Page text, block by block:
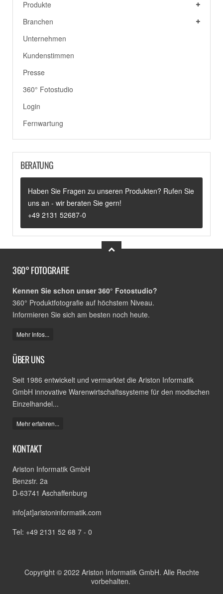
Produkte
Branchen
Unternehmen
Kundenstimmen
Presse
360° Fotostudio
Login
Fernwartung
BERATUNG
Haben Sie Fragen zu unseren Produkten? Rufen Sie
uns an - wir beraten Sie gern!
+49 2131 52687-0
360° FOTOGRAFIE
Kennen Sie schon unser 360° Fotostudio?
360° Produktfotografie auf höchstem Niveau.
Informieren Sie sich am besten noch heute.
Mehr Infos...
ÜBER UNS
Seit 1986 entwickelt und vermarktet die Ariston Informatik
GmbH innovative Warenwirtschaftssysteme für den modischen
Einzelhandel...
Mehr erfahren...
KONTAKT
Ariston Informatik GmbH
Benzstr. 2a
D-63741 Aschaffenburg
info[at]aristoninformatik.com
Tel: +49 2131 52 68 7 - 0
Copyright © 2022 Ariston Informatik GmbH. Alle Rechte
vorbehalten.